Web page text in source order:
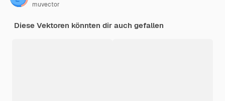
muvector
Diese Vektoren könnten dir auch gefallen